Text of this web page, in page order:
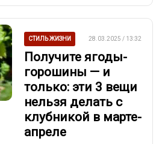
СТИЛЬ ЖИЗНИ 28.03.2025 / 13:32
Получите ягоды-
горошины — и
только: эти 3 вещи
нельзя делать с
клубникой в марте-
апреле